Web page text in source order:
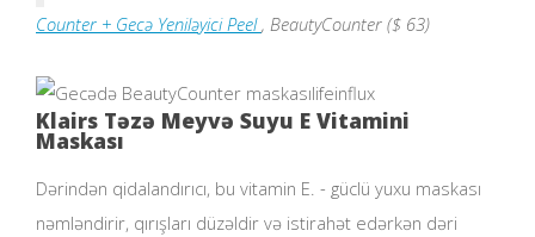
Counter + Gecə Yeniləyici Peel , BeautyCounter ($ 63)
lifeinflux
Klairs Təzə Meyvə Suyu E Vitamini
Maskası
Dərindən qidalandırıcı, bu vitamin E. - güclü yuxu maskası
nəmləndirir, qırışları düzəldir və istirahət edərkən dəri